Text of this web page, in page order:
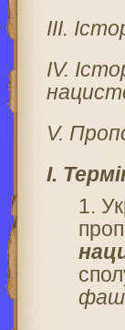
ІІІ.
ІV.
V.
І.